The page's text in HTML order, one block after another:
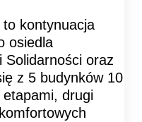
kontynuacja
osiedla
Solidarności oraz
z 5 budynków 10
drugi